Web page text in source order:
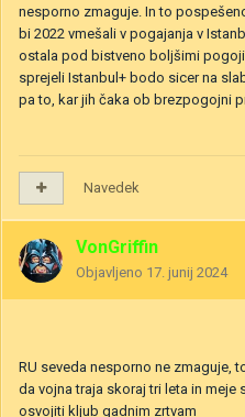
nesporno zmaguje. In to
bi 2022 vmešali v pogajanja v
ostala pod bistveno boljšimi pogoji
sprejeli Istanbul+ bodo sicer na
pa to, kar jih čaka ob brezpogojni
Navedek
VonGriffin
Objavljeno 17. junij 2024
RU seveda nesporno ne zmaguje,
da vojna traja skoraj tri leta in meje
osvojiti kljub gadnim zrtvam